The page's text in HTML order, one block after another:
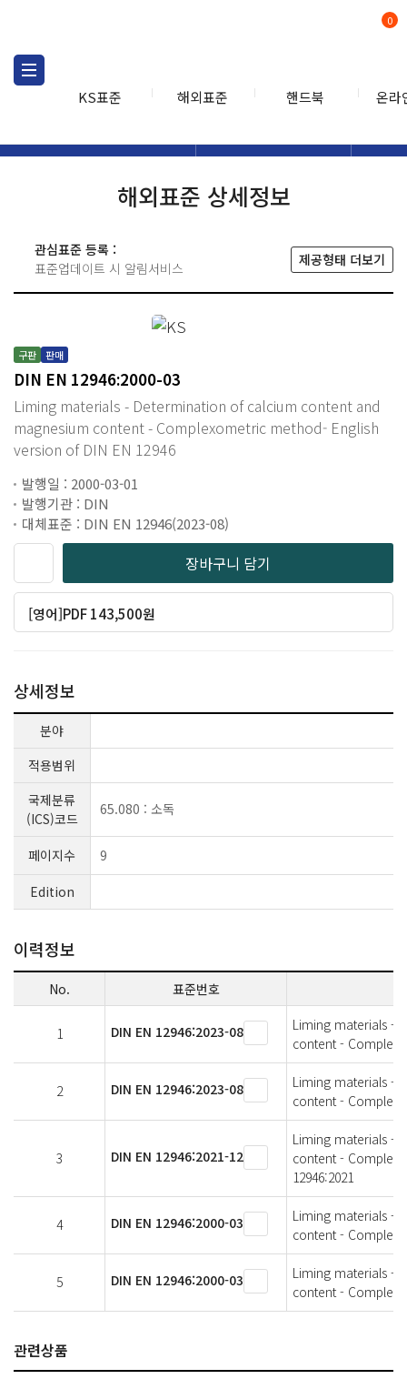
KS표준 해외표준 핸드북 온라
0
해외표준 상세정보
관심표준 등록 :
표준업데이트 시 알림서비스
제공형태 더보기
구판 판매
DIN EN 12946:2000-03
Liming materials - Determination of calcium content and
magnesium content - Complexometric method- English
version of DIN EN 12946
발행일 : 2000-03-01
발행기관 : DIN
대체표준 : DIN EN 12946(2023-08)
장바구니 담기
[영어]PDF 143,500원
상세정보
분야
적용범위
국제분류
(ICS)코드
65.080 : 소독
페이지수
9
Edition
이력정보
No. 표준번호
1 DIN EN 12946:2023-08
Liming materials -
content -
2 DIN EN 12946:2023-08
Liming materials -
content -
3 DIN EN 12946:2021-12
Liming materials -
content -
12946:2021
4 DIN EN 12946:2000-03
Liming materials -
content -
5 DIN EN 12946:2000-03
Liming materials -
content -
관련상품